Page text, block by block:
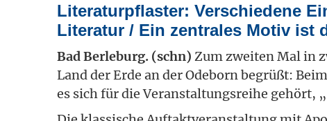
Literaturpflaster: Verschiedene
Literatur / Ein zentrales Motiv ist
Bad Berleburg. (schn) Zum zweiten Mal in
Land der Erde an der Odeborn begrüßt:
es sich für die Veranstaltungsreihe gehört,